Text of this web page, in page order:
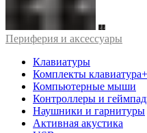
Периферия и аксессуары
Клавиатуры
Комплекты
Компьютерные мыши
Контроллеры и
Наушники и гарнитуры
Активная акустика